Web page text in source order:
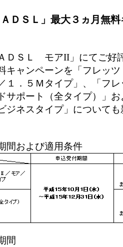
ＤＳＬ」最大３ヵ月無
ＤＳＬ モアII」にてご好
キャンペーンを「フレッ
１．５Ｍタイプ」、「フ
サポート（全タイプ）」お
ネスタイプ」についても
間および適用条件
間